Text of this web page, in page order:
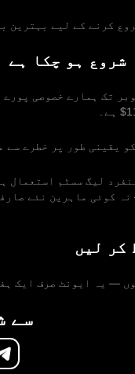
کرنے کے لیے بہترین
شروع ہو چکا ہے
سے 5 اکتوبر تک ہمارے
یقینی طور پر خطرے سے
لیگ سسٹم استعمال
کوئی ماہرین نئے
کر لیں
— یہ ایونٹ صرف ایک
سے